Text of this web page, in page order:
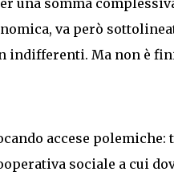
una somma
va però
indifferenti. Ma non è
accese
sociale a cui